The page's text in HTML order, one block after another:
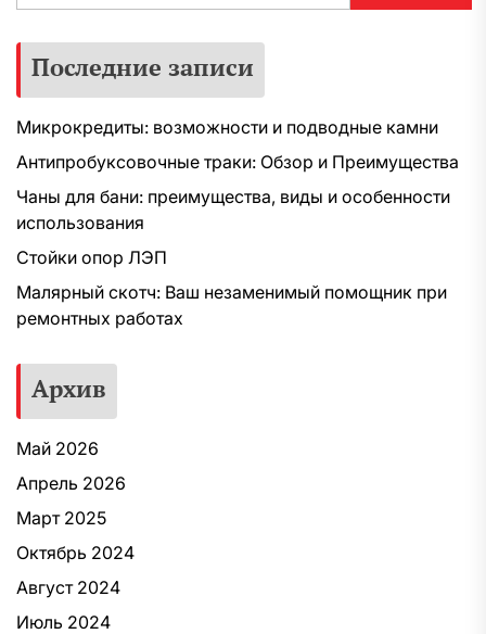
Последние записи
Микрокредиты: возможности и подводные камни
Антипробуксовочные траки: Обзор и Преимущества
Чаны для бани: преимущества, виды и особенности
использования
Стойки опор ЛЭП
Малярный скотч: Ваш незаменимый помощник при
ремонтных работах
Архив
Май 2026
Апрель 2026
Март 2025
Октябрь 2024
Август 2024
Июль 2024